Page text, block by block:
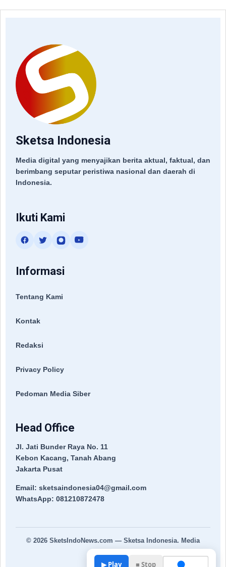
Sketsa Indonesia
Media digital yang menyajikan berita aktual, faktual, dan
berimbang seputar peristiwa nasional dan daerah di
Indonesia.
Ikuti Kami
Informasi
Tentang Kami
Kontak
Redaksi
Privacy Policy
Pedoman Media Siber
Head Office
Jl. Jati Bunder Raya No. 11
Kebon Kacang, Tanah Abang
Jakarta Pusat
Email: sketsaindonesia04@gmail.com
WhatsApp: 081210872478
© 2026 SketsIndoNews.com — Sketsa Indonesia. Media
Terpercaya.
▶ Play ■ Stop